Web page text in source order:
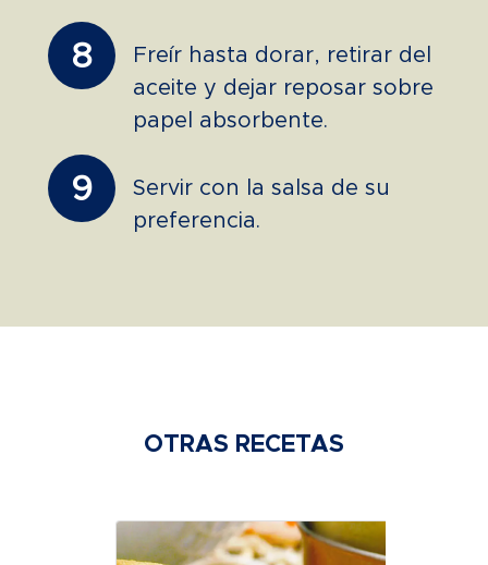
8
Freír hasta dorar, retirar del
aceite y dejar reposar sobre
papel absorbente.
9
Servir con la salsa de su
preferencia.
OTRAS RECETAS